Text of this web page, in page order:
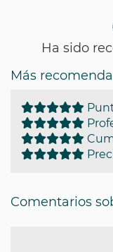
Ha sido
Más
Comentarios